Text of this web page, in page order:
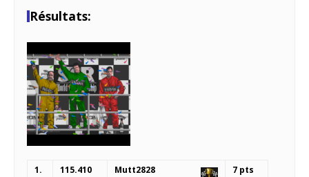
Résultats:
1. 115.410 Mutt2828 7 pts